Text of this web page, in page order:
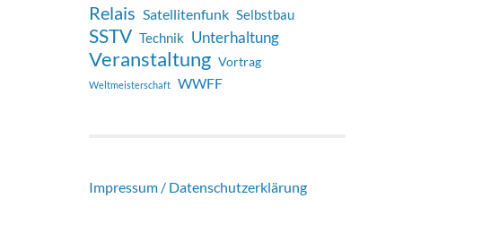
Relais Satellitenfunk Selbstbau
SSTV Technik Unterhaltung
Veranstaltung Vortrag
Weltmeisterschaft WWFF
Impressum / Datenschutzerklärung